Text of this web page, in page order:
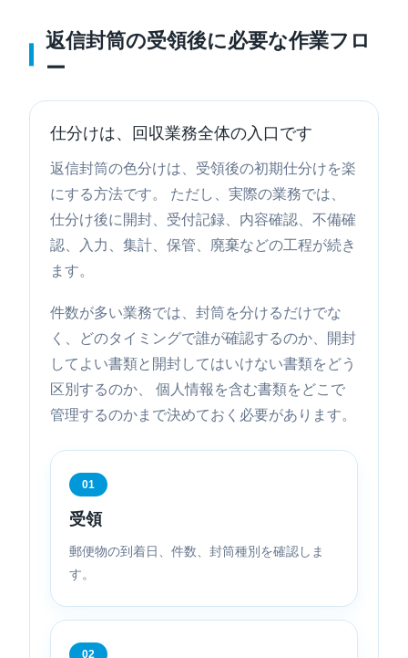
返信封筒の受領後に必要な作業フロ
ー
仕分けは、回収業務全体の入口です
返信封筒の色分けは、受領後の初期仕分けを楽
にする方法です。 ただし、実際の業務では、
仕分け後に開封、受付記録、内容確認、不備確
認、入力、集計、保管、廃棄などの工程が続き
ます。
件数が多い業務では、封筒を分けるだけでな
く、どのタイミングで誰が確認するのか、開封
してよい書類と開封してはいけない書類をどう
区別するのか、 個人情報を含む書類をどこで
管理するのかまで決めておく必要があります。
01
受領
郵便物の到着日、件数、封筒種別を確認しま
す。
02